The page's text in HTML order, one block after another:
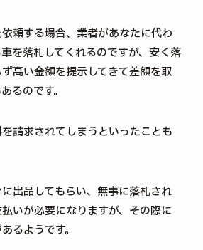
頼する場合、業者があなたに代わ
を落札してくれるのですが、安く落
高い金額を提示してきて差額を取
るのです。
請求されてしまうといったことも
出品してもらい、無事に落札され
いが必要になりますが、その際に
るようです。